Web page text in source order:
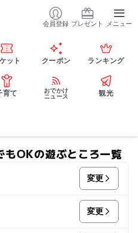
会員登録 プレゼント メニュー
ット クーポン ランキング
育て
おでかけ
ニュース
観光
もOKの遊ぶところ一覧
変更
変更